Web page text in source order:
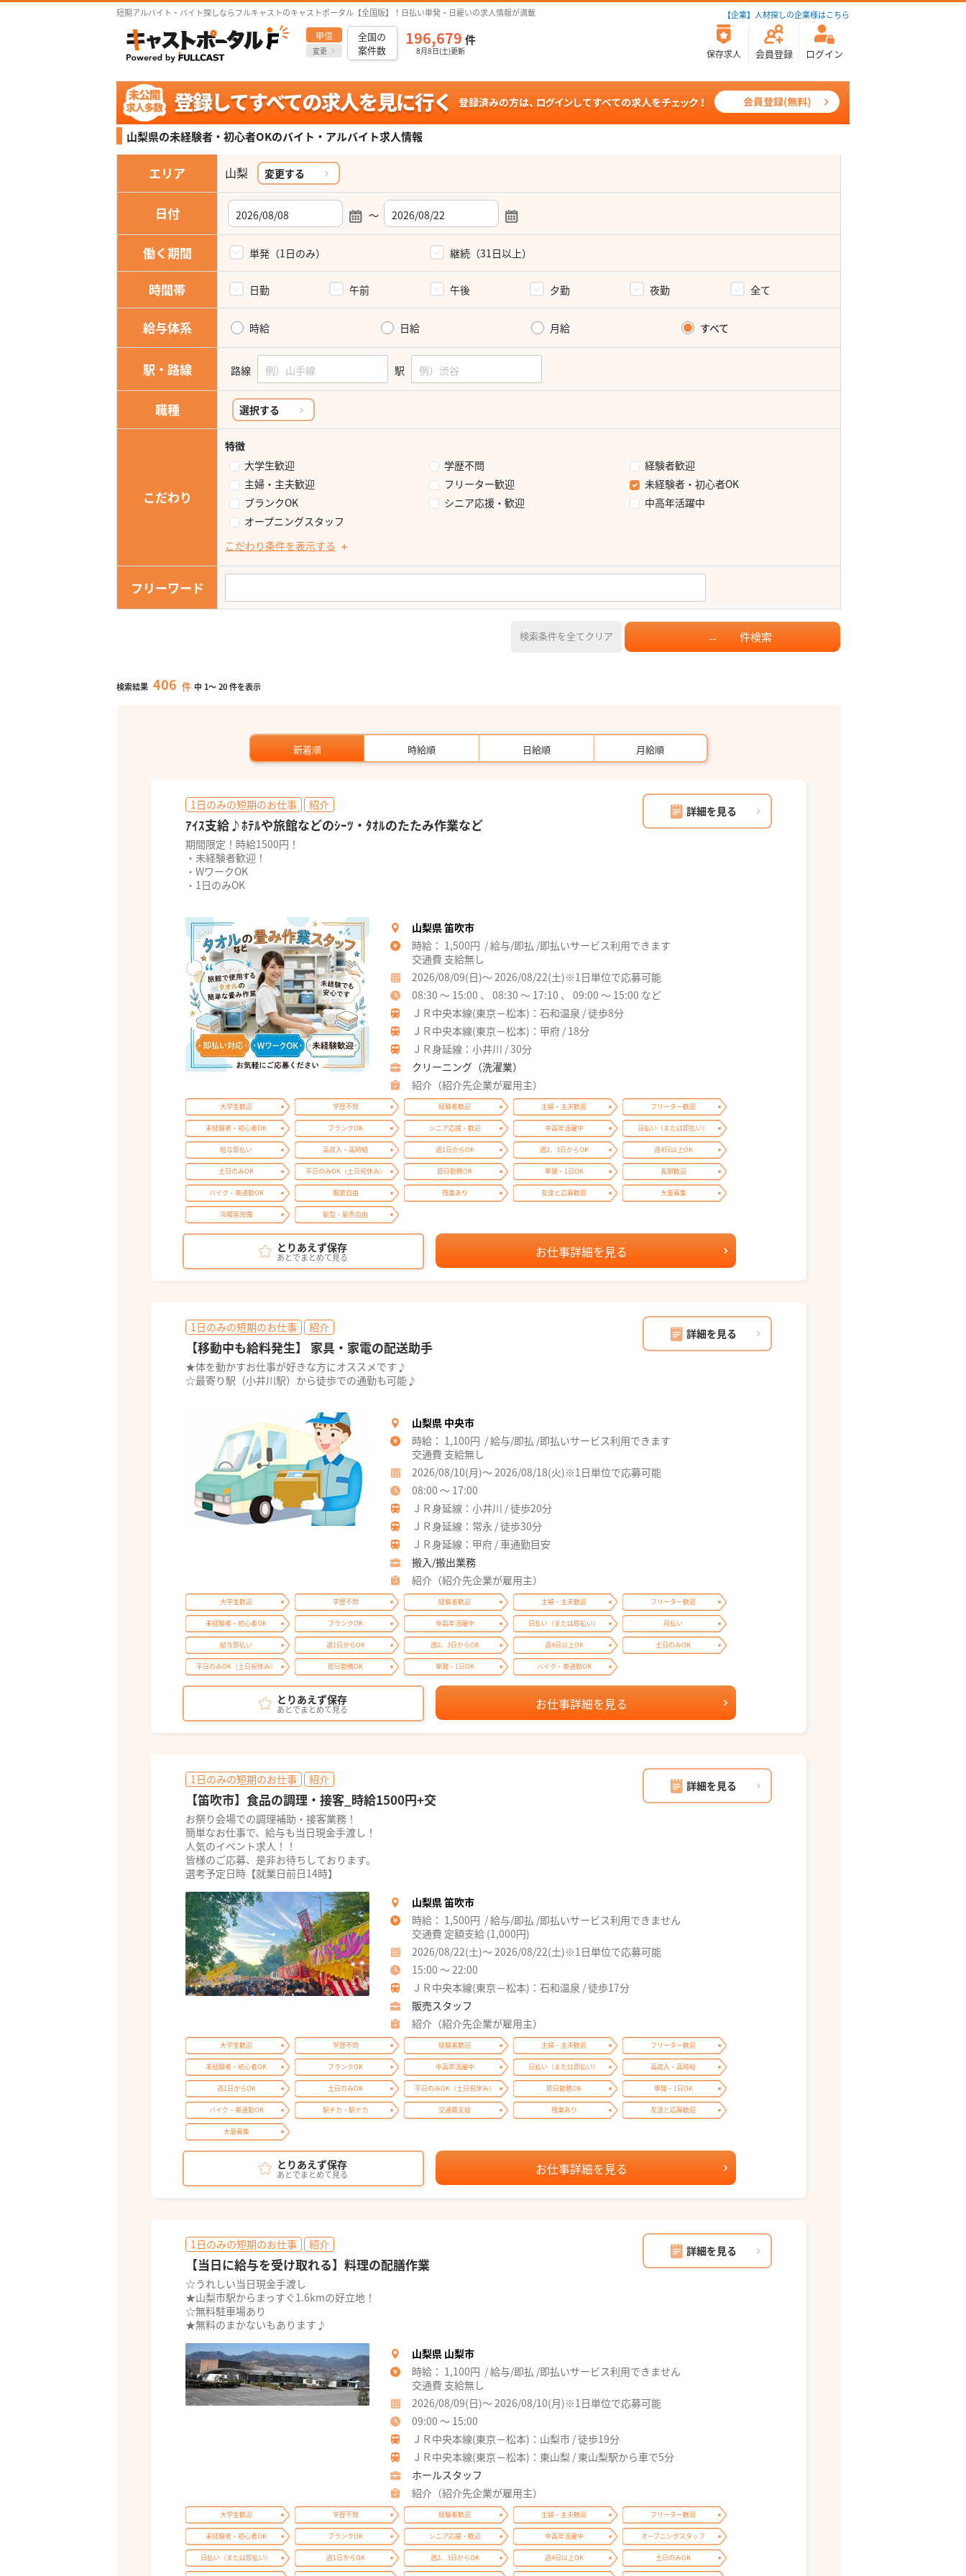
短期アルバイト・バイト探しならフルキャストのキャストポータル【全国版】！日払い単発・日雇いの求人情報が満載 【企業】人材探しの企業様はこちら
甲信
変更
全国の
案件数
196,679 件
8月8日(土)更新 保存求人 会員登録 ログイン
山梨県の未経験者・初心者OKのバイト・アルバイト求人情報
エリア 山梨 変更する
日付 ～
働く期間 単発（1日のみ） 継続（31日以上）
時間帯 日勤 午前 午後 夕勤 夜勤 全て
給与体系 時給 日給 月給 すべて
駅・路線 路線 駅
職種 選択する
こだわり
特徴
大学生歓迎
学歴不問
経験者歓迎
主婦・主夫歓迎
フリーター歓迎
未経験者・初心者OK
ブランクOK
シニア応援・歓迎
中高年活躍中
オープニングスタッフ
こだわり条件を表示する
フリーワード
検索条件を全てクリア -- 件検索
検索結果 406 件 中 1～20件を表示
新着順 時給順 日給順 月給順
1日のみの短期のお仕事 紹介 詳細を見る
ｱｲｽ支給♪ﾎﾃﾙや旅館などのｼｰﾂ・ﾀｵﾙのたたみ作業など
期間限定！時給1500円！
・未経験者歓迎！
・WワークOK
・1日のみOK
山梨県 笛吹市
時給： 1,500円 / 給与/即払 /即払いサービス利用できます
交通費 支給無し
2026/08/09(日)～ 2026/08/22(土)※1日単位で応募可能
08:30 ～ 15:00 、 08:30 ～ 17:10 、 09:00 ～ 15:00 など
ＪＲ中央本線(東京－松本)：石和温泉 / 徒歩8分
ＪＲ中央本線(東京－松本)：甲府 / 18分
ＪＲ身延線：小井川 / 30分
クリーニング（洗濯業）
紹介（紹介先企業が雇用主）
大学生歓迎 学歴不問 経験者歓迎 主婦・主夫歓迎 フリーター歓迎
未経験者・初心者OK ブランクOK シニア応援・歓迎 中高年活躍中 日払い（または即払い）
給与即払い 高収入・高時給 週1日からOK 週2、3日からOK 週4日以上OK
土日のみOK 平日のみOK（土日祝休み） 即日勤務OK 単発・1日OK 長期歓迎
バイク・車通勤OK 服装自由 残業あり 友達と応募歓迎 大量募集
冷暖房完備 髪型・髪色自由
とりあえず保存
あとでまとめて見る お仕事詳細を見る
1日のみの短期のお仕事 紹介 詳細を見る
【移動中も給料発生】 家具・家電の配送助手
★体を動かすお仕事が好きな方にオススメです♪
☆最寄り駅（小井川駅）から徒歩での通勤も可能♪
山梨県 中央市
時給： 1,100円 / 給与/即払 /即払いサービス利用できます
交通費 支給無し
2026/08/10(月)～ 2026/08/18(火)※1日単位で応募可能
08:00 ～ 17:00
ＪＲ身延線：小井川 / 徒歩20分
ＪＲ身延線：常永 / 徒歩30分
ＪＲ身延線：甲府 / 車通勤目安
搬入/搬出業務
紹介（紹介先企業が雇用主）
大学生歓迎 学歴不問 経験者歓迎 主婦・主夫歓迎 フリーター歓迎
未経験者・初心者OK ブランクOK 中高年活躍中 日払い（または即払い） 月払い
給与即払い 週1日からOK 週2、3日からOK 週4日以上OK 土日のみOK
平日のみOK（土日祝休み） 即日勤務OK 単発・1日OK バイク・車通勤OK
とりあえず保存
あとでまとめて見る お仕事詳細を見る
1日のみの短期のお仕事 紹介 詳細を見る
【笛吹市】食品の調理・接客_時給1500円+交
お祭り会場での調理補助・接客業務！
簡単なお仕事で、給与も当日現金手渡し！
人気のイベント求人！！
皆様のご応募、是非お待ちしております。
選考予定日時【就業日前日14時】
山梨県 笛吹市
時給： 1,500円 / 給与/即払 /即払いサービス利用できません
交通費 定額支給 (1,000円)
2026/08/22(土)～ 2026/08/22(土)※1日単位で応募可能
15:00 ～ 22:00
ＪＲ中央本線(東京－松本)：石和温泉 / 徒歩17分
販売スタッフ
紹介（紹介先企業が雇用主）
大学生歓迎 学歴不問 経験者歓迎 主婦・主夫歓迎 フリーター歓迎
未経験者・初心者OK ブランクOK 中高年活躍中 日払い（または即払い） 高収入・高時給
週1日からOK 土日のみOK 平日のみOK（土日祝休み） 即日勤務OK 単発・1日OK
バイク・車通勤OK 駅チカ・駅ナカ 交通費支給 残業あり 友達と応募歓迎
大量募集
とりあえず保存
あとでまとめて見る お仕事詳細を見る
1日のみの短期のお仕事 紹介 詳細を見る
【当日に給与を受け取れる】料理の配膳作業
☆うれしい当日現金手渡し
★山梨市駅からまっすぐ1.6kmの好立地！
☆無料駐車場あり
★無料のまかないもあります♪
山梨県 山梨市
時給： 1,100円 / 給与/即払 /即払いサービス利用できません
交通費 支給無し
2026/08/09(日)～ 2026/08/10(月)※1日単位で応募可能
09:00 ～ 15:00
ＪＲ中央本線(東京－松本)：山梨市 / 徒歩19分
ＪＲ中央本線(東京－松本)：東山梨 / 東山梨駅から車で5分
ホールスタッフ
紹介（紹介先企業が雇用主）
大学生歓迎 学歴不問 経験者歓迎 主婦・主夫歓迎 フリーター歓迎
未経験者・初心者OK ブランクOK シニア応援・歓迎 中高年活躍中 オープニングスタッフ
日払い（または即払い） 週1日からOK 週2、3日からOK 週4日以上OK 土日のみOK